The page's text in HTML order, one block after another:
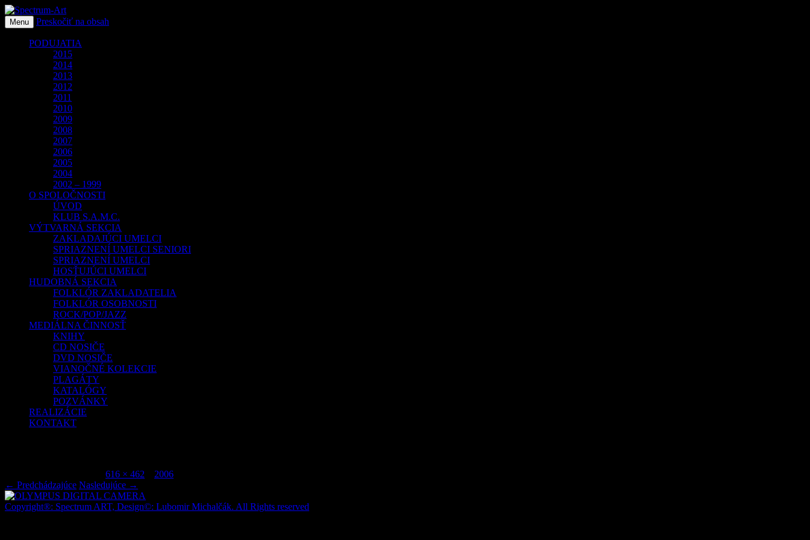
Spectrum-Art
O spoločnosti Spectrum Art
Menu Preskočiť na obsah
PODUJATIA
2015
2014
2013
2012
2011
2010
2009
2008
2007
2006
2005
2004
2002 – 1999
O SPOLOČNOSTI
ÚVOD
KLUB S.A.M.C.
VÝTVARNÁ SEKCIA
ZAKLADAJÚCI UMELCI
SPRIAZNENÍ UMELCI SENIORI
SPRIAZNENÍ UMELCI
HOSŤUJÚCI UMELCI
HUDOBNÁ SEKCIA
FOLKLÓR ZAKLADATELIA
FOLKLÓR OSOBNOSTI
ROCK/POP/JAZZ
MEDIÁLNA ČINNOSŤ
KNIHY
CD NOSIČE
DVD NOSIČE
VIANOČNÉ KOLEKCIE
PLAGÁTY
KATALÓGY
POZVÁNKY
REALIZÁCIE
KONTAKT
616 × 462 2006
← Predchádzajúce Nasledujúce →
Copyright®: Spectrum ART, Design©: Lubomir Michalčák. All Rights reserved